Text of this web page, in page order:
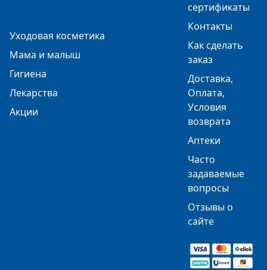
Уходовая косметика
Мама и малыш
Гигиена
Лекарства
Акции
сертификаты
Контакты
Как сделать
заказ
Доставка,
Оплата,
Условия
возврата
Аптеки
Часто
задаваемые
вопросы
Отзывы о
сайте